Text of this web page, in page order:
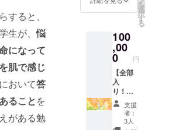
すると、
生が、悩
になって
肌で感じ
おいて答
ることを
がある勉
にてさ
せてい
ます！
(学生限
定)
さい
(^^) ・
のコ
ミュニ
ティー
スペー
ス
「agora
」で
2019年
9月30日
まで、
コー
み放
題！(学
生限定)
【2019
年9月30
日ま
で】 ・
清水か
ら「電
話で」
学生ま
学生が
集う合
同会社
なんか
したい
の、今
回改装
をする
agoraに
チラシ
を
選
択
す
る
100
,00
0 円
【全部
入
り！！
】 ▼内
容 ・清
水の講
支援
者：
3人